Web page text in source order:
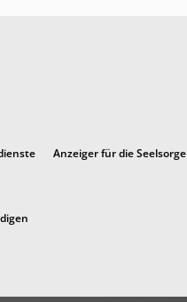
Anzeiger für die Seelsorge